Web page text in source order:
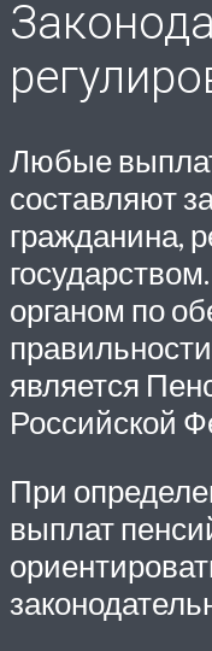
Любые
составляют
гражданина,
органом по
является
Российской
При
выплат